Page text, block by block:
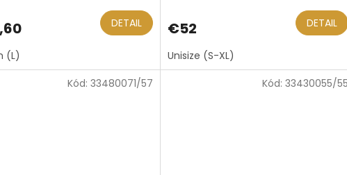
DETAIL
(L)
€52 DETAIL
Unisize (S-XL)
Kód: 33480071/57 Kód: 33430055/55